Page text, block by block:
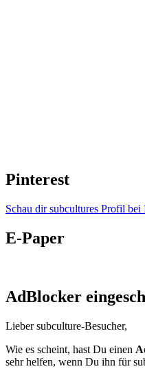
Pinterest
Schau dir subcultures Profil bei
E-Paper
AdBlocker
Lieber subculture-Besucher,
Wie es scheint, hast Du einen
sehr helfen, wenn Du ihn für